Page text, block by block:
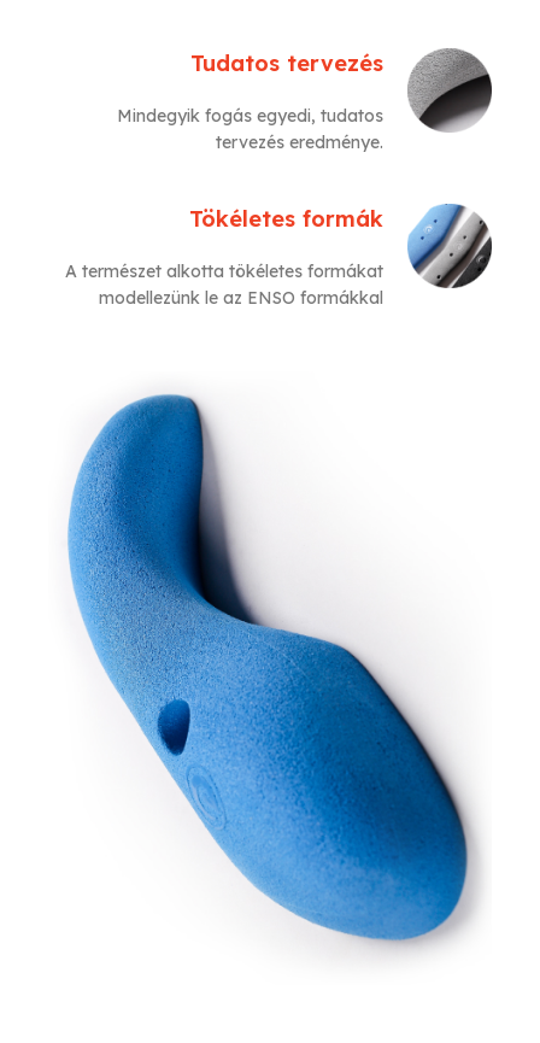
Tudatos tervezés
Mindegyik fogás egyedi, tudatos
tervezés eredménye.
Tökéletes formák
A természet alkotta tökéletes formákat
modellezünk le az ENSO formákkal